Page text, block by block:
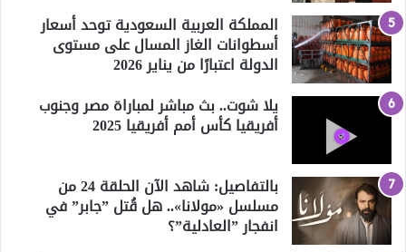
المملكة العربية السعودية توحد أسعار
أسطوانات الغاز المسال على مستوى
الدولة اعتبارًا من يناير 2026
يلا شوت.. بث مباشر لمباراة مصر وجنوب
أفريقيا كأس أمم أفريقيا 2025
بالتفاصيل: شاهد الآن الحلقة 24 من
مسلسل «مولانا».. هل قُتل ”جابر” في
انفجار ”العادلية”؟